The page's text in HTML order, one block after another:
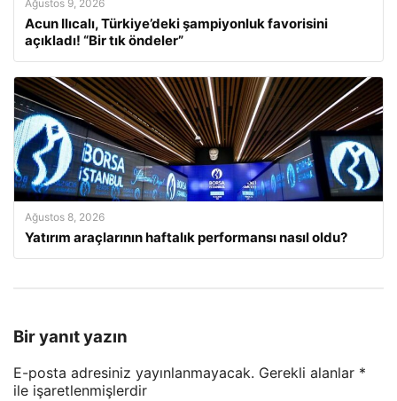
Ağustos 9, 2026
Acun Ilıcalı, Türkiye’deki şampiyonluk favorisini
açıkladı! “Bir tık öndeler”
Ağustos 8, 2026
Yatırım araçlarının haftalık performansı nasıl oldu?
Bir yanıt yazın
E-posta adresiniz yayınlanmayacak. Gerekli alanlar *
ile işaretlenmişlerdir